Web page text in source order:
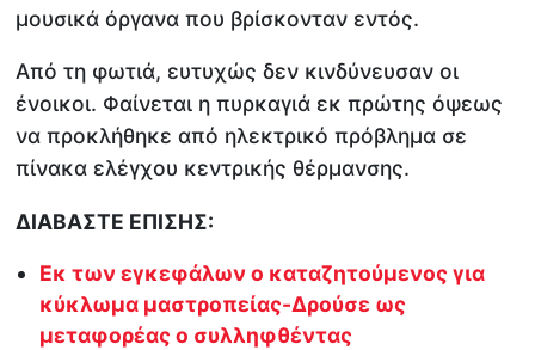
μουσικά όργανα που βρίσκονταν εντός.
Από τη φωτιά, ευτυχώς δεν κινδύνευσαν οι
ένοικοι. Φαίνεται η πυρκαγιά εκ πρώτης όψεως
να προκλήθηκε από ηλεκτρικό πρόβλημα σε
πίνακα ελέγχου κεντρικής θέρμανσης.
ΔΙΑΒΑΣΤΕ ΕΠΙΣΗΣ:
Εκ των εγκεφάλων ο καταζητούμενος για
κύκλωμα μαστροπείας-Δρούσε ως
μεταφορέας ο συλληφθέντας